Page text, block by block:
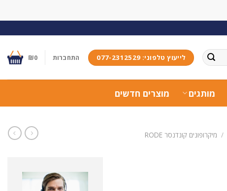
לייעוץ טלפוני: 077-2312529 התחברות ₪0
מותגים מוצרים חדשים
/ מיקרופונים קונדנסר RODE